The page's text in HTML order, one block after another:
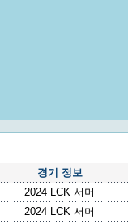
경기 정보
2024 LCK 서머
2024 LCK 서머